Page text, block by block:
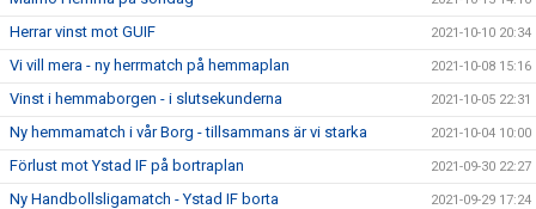
Herrar vinst mot GUIF 2021-10-10 20:34
Vi vill mera - ny herrmatch på hemmaplan 2021-10-08 15:16
Vinst i hemmaborgen - i slutsekunderna 2021-10-05 22:31
Ny hemmamatch i vår Borg - tillsammans är vi starka 2021-10-04 10:00
Förlust mot Ystad IF på bortraplan 2021-09-30 22:27
Ny Handbollsligamatch - Ystad IF borta 2021-09-29 17:24